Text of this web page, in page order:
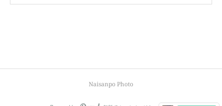
Naisanpo Photo